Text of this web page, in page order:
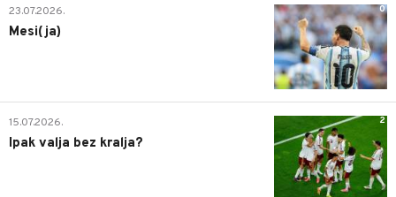
0
23.07.2026.
Mesi(ja)
2
15.07.2026.
Ipak valja bez kralja?